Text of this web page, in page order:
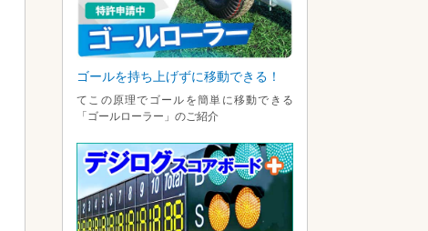
ゴールを持ち上げずに移動できる！
てこの原理でゴールを簡単に移動できる
「ゴールローラー」のご紹介